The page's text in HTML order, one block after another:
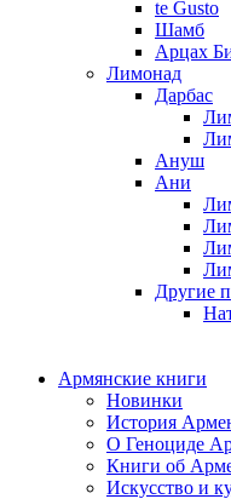
te Gusto
Шамб
Арцах
Лимонад
Дарбас
Ануш
Ани
Другие
Армянские книги
Новинки
История
О Геноциде
Книги об
Иcкусство и